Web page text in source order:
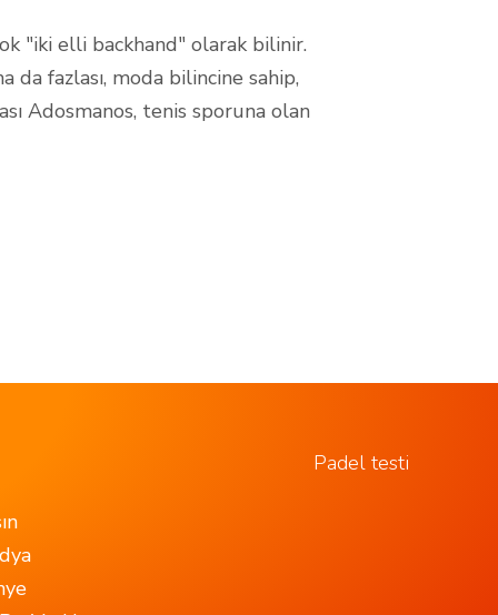
"iki elli backhand" olarak bilinir.
da fazlası, moda bilincine sahip,
Adosmanos, tenis sporuna olan
Padel testi